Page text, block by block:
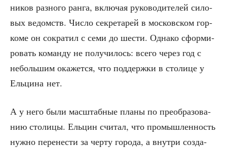
ни­ков раз­но­го ран­га, вклю­чая руко­во­ди­те­лей сило­
вых ведомств. Чис­ло сек­ре­та­рей в мос­ков­ском гор­
ко­ме он сокра­тил с семи до шести. Одна­ко сфор­ми­
ро­вать коман­ду не полу­чи­лось: все­го через год с
неболь­шим ока­жет­ся, что под­держ­ки в сто­ли­це у
Ель­ци­на нет.
А у него были мас­штаб­ные пла­ны по пре­об­ра­зо­ва­
нию сто­ли­цы. Ель­цин счи­тал, что про­мыш­лен­ность
нуж­но пере­не­сти за чер­ту горо­да, а внут­ри созда­